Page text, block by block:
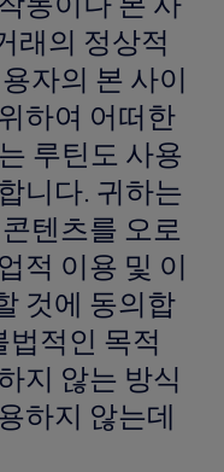
래의 정상적
자의 본 사이
하여 어떠한
루틴도 사용
니다. 귀하는
텐츠를 오로
적 이용 및 이
것에 동의합
법적인 목적
지 않는 방식
하지 않는데